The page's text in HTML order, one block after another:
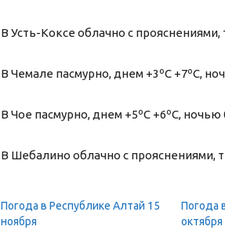
В Усть-Коксе облачно с
В Чемале пасмурно, днем +3ºС +7ºС,
В Чое пасмурно, днем +5ºС +6ºС, ночью
В Шебалино облачно с прояснениями,
Погода в Республике Алтай 15
ноября
Погода
октября